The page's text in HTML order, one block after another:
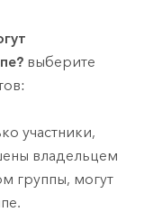
выберите
участники,
владельцем
группы, могут